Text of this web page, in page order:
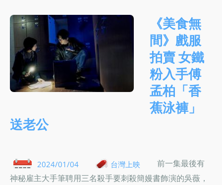
《美食無
間》戲服
拍賣 女鐵
粉入手傅
孟柏「香
蕉泳褲」
送老公
2024/01/04 台灣上映
前一集最後有
神秘雇主大手筆聘用三名殺手要刺殺簡嫚書飾演的吳薇，